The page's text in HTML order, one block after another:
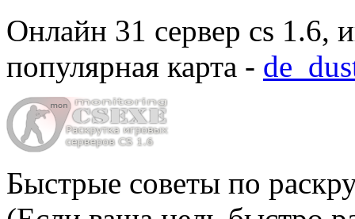
Онлайн 31 сервер cs 1.6,
популярная карта -
Быстрые советы по